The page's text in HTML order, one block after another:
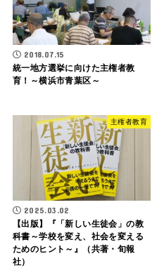
2018.07.15
統一地方選挙に向けた主権者教
育！～横浜市青葉区～
主権者教育
2025.03.02
【出版】『「新しい生徒会」の教
科書～学校を変え、社会を変える
ためのヒント～』（共著・旬報
社）